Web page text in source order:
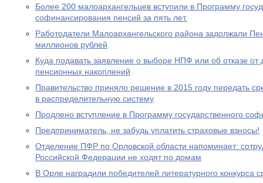
Более 200 малоархангельцев вступили в Программу
софинансирования пенсий за пять лет.
Работодатели Малоархангельского района задолжали
миллионов рублей
Куда подавать заявление о выборе НПФ или об отказе
пенсионных накоплений
Правительство приняло решение в 2015 году передать
в распределительную систему
Продлено вступление в Программу государственного
Предприниматель, не забудь уплатить страховые взносы!
Отделение ПФР по Орловской области напоминает:
Российской Федерации не ходят по домам
В Орле наградили победителей литературного конкурса